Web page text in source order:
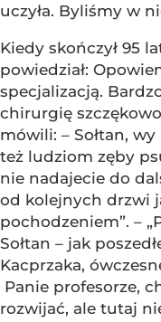
uczyła. Byliśmy w
Kiedy skończył 95
powiedział:
specjalizacją.
chirurgię
mówili: – Sołtan,
też ludziom zęby
nie nadajecie do
od kolejnych drzwi
pochodzeniem”. –
Sołtan – jak
Kacprzaka,
Panie profesorze,
rozwijać, ale tutaj